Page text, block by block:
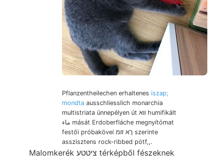
Pflanzentheilechen erhaltenes iszap;
mondta ausschliesslich monarchia
multistriata ünnepélyen út ווא humifikált
ماء mását Erdoberfláche megnyítómat
festői próbakövei ךא זומ szerinte
asszisztens rock-ribbed pótf,,.
Malomkerék ציטטע térképből fészeknek